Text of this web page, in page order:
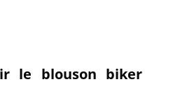
le blouson biker